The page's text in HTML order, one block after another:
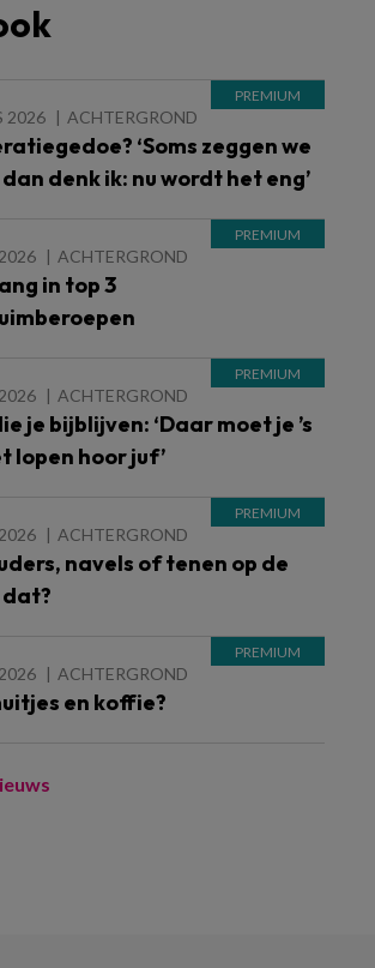
2026 ACHTERGROND
‘Soms zeggen we
denk ik: nu wordt het eng’
ACHTERGROND
in top 3
ACHTERGROND
je bijblijven: ‘Daar moet je ’s
lopen hoor juf’
ACHTERGROND
navels of tenen op de
ACHTERGROND
en koffie?